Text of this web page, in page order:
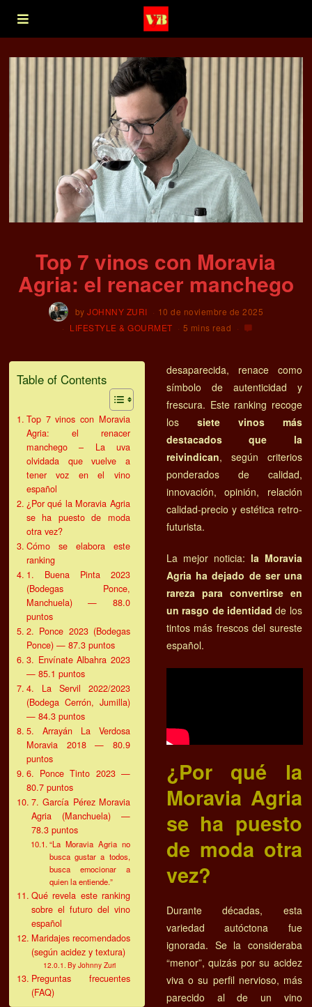
Top 7 vinos con Moravia
Agria: el renacer manchego
byJOHNNY ZURI
10 de noviembre de 2025
LIFESTYLE & GOURMET
5 mins read
Table of Contents
Top 7 vinos con Moravia
Agria: el renacer
manchego – La uva
olvidada que vuelve a
tener voz en el vino
español
¿Por qué la Moravia Agria
se ha puesto de moda
otra vez?
Cómo se elabora este
ranking
1. Buena Pinta 2023
(Bodegas Ponce,
Manchuela) — 88.0
puntos
2. Ponce 2023 (Bodegas
Ponce) — 87.3 puntos
3. Envínate Albahra 2023
— 85.1 puntos
4. La Servil 2022/2023
(Bodega Cerrón, Jumilla)
— 84.3 puntos
5. Arrayán La Verdosa
Moravia 2018 — 80.9
puntos
6. Ponce Tinto 2023 —
80.7 puntos
7. García Pérez Moravia
Agria (Manchuela) —
78.3 puntos
“La Moravia Agria no
busca gustar a todos,
busca emocionar a
quien la entiende.”
Qué revela este ranking
sobre el futuro del vino
español
Maridajes recomendados
(según acidez y textura)
By Johnny Zuri
Preguntas frecuentes
(FAQ)
desaparecida, renace como
símbolo de autenticidad y
frescura. Este ranking recoge
los siete vinos más
destacados que la
reivindican, según criterios
ponderados de calidad,
innovación, opinión, relación
calidad-precio y estética retro-
futurista.
La mejor noticia: la Moravia
Agria ha dejado de ser una
rareza para convertirse en
un rasgo de identidad de los
tintos más frescos del sureste
español.
¿Por qué la
Moravia Agria
se ha puesto
de moda otra
vez?
Durante décadas, esta
variedad autóctona fue
ignorada. Se la consideraba
“menor”, quizás por su acidez
viva o su perfil nervioso, más
parecido al de un vino